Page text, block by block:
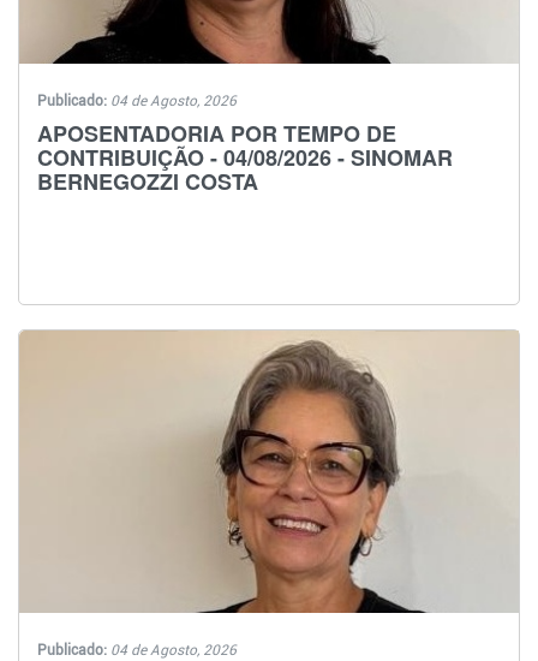
Publicado: 04 de Agosto, 2026
APOSENTADORIA POR TEMPO DE
CONTRIBUIÇÃO - 04/08/2026 - SINOMAR
BERNEGOZZI COSTA
Publicado: 04 de Agosto, 2026